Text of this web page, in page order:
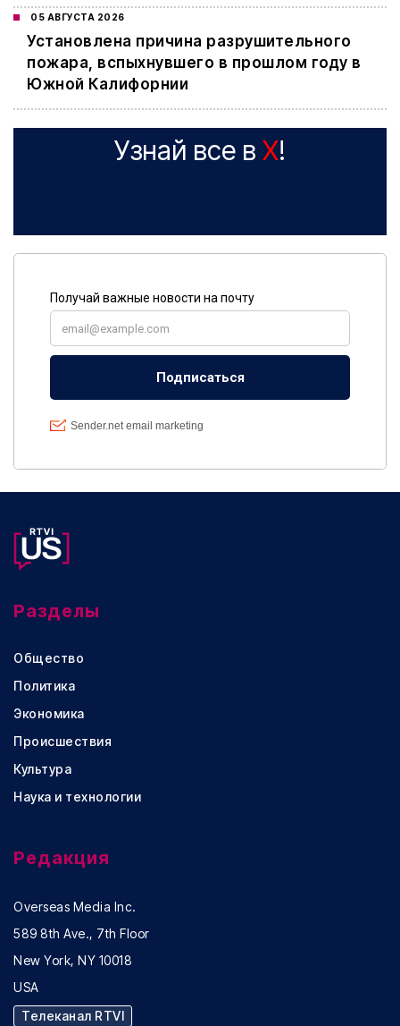
05 АВГУСТА 2026
Установлена причина разрушительного
пожара, вспыхнувшего в прошлом году в
Южной Калифорнии
Узнай все в X!
Разделы
Общество
Политика
Экономика
Происшествия
Культура
Наука и технологии
Редакция
Overseas Media Inc.
589 8th Ave., 7th Floor
New York, NY 10018
USA
Телеканал RTVI